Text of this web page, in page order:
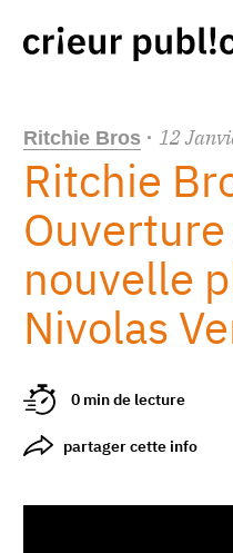
Ritchie Bros · 12
Ritchie
nouvelle
Nivolas
0 min de lecture
partager cette info